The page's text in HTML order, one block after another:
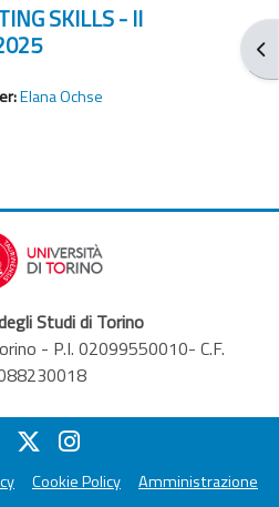
SKILLS - II
Elana Ochse
Studi di Torino
- P.I. 02099550010- C.F.
Cookie Policy
Amministrazione